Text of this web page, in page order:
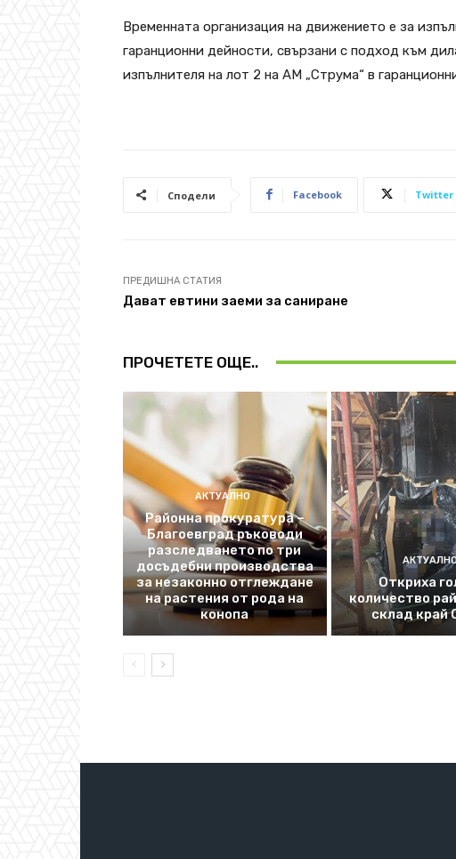
Временната организация на движението е за
гаранционни дейности, свързани с подход към
изпълнителя на лот 2 на АМ „Струма“ в
Сподели Facebook Twitter
ПРЕДИШНА СТАТИЯ
Дават евтини заеми за саниране
ПРОЧЕТЕТЕ ОЩЕ..
АКТУАЛНО
Районна прокуратура –
Благоевград ръководи
разследването по три
досъдебни производства
за незаконно отглеждане
на растения от рода на
конопа
Откриха
количество
склад край